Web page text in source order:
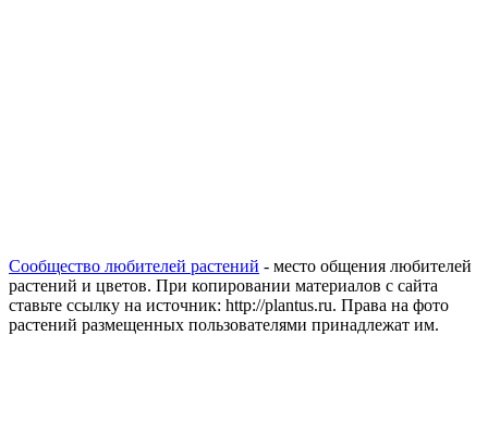
Сообщество любителей растений - место общения любителей
растений и цветов. При копировании материалов с сайта
ставьте ссылку на источник: http://plantus.ru. Права на фото
растений размещенных пользователями принадлежат им.